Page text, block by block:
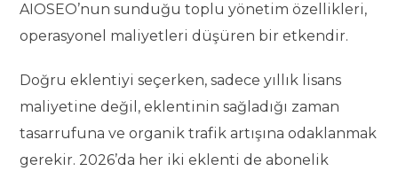
AIOSEO’nun sunduğu toplu yönetim özellikleri,
operasyonel maliyetleri düşüren bir etkendir.
Doğru eklentiyi seçerken, sadece yıllık lisans
maliyetine değil, eklentinin sağladığı zaman
tasarrufuna ve organik trafik artışına odaklanmak
gerekir. 2026’da her iki eklenti de abonelik